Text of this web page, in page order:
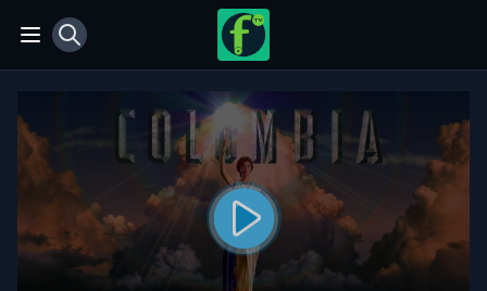
Open main menu
View notifications